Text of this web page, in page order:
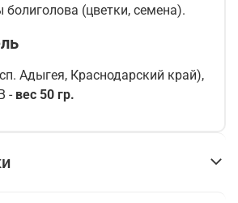
болиголова (цветки, семена).
Адыгея, Краснодарский край),
- вес 50 гр.